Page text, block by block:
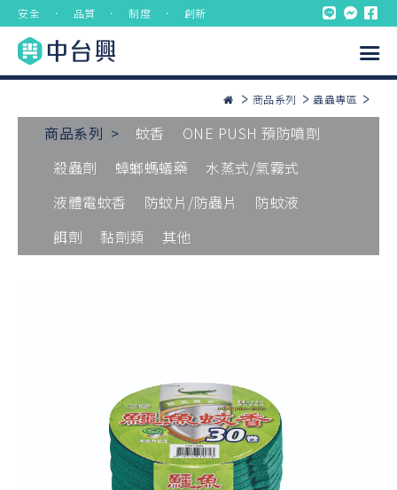
安全 ． 品質 ． 制度 ． 創新
商品系列 蟲蟲專區
商品系列 > 蚊香
ONE PUSH 預防噴劑
殺蟲劑
蟑螂螞蟻藥
水蒸式/氣霧式
液體電蚊香
防蚊片/防蟲片
防蚊液
餌劑
黏劑類 其他